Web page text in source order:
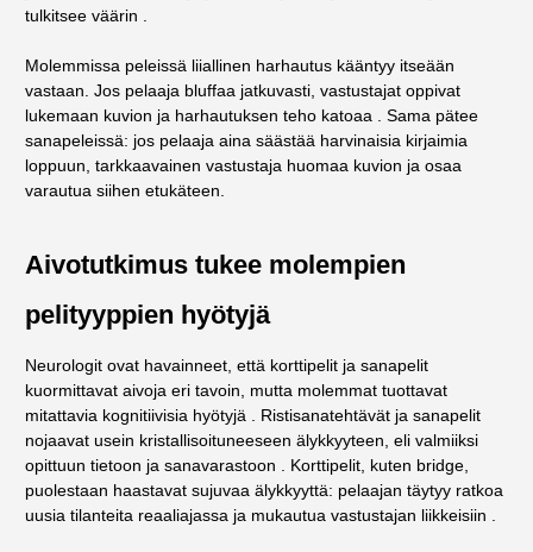
tulkitsee väärin .
Molemmissa peleissä liiallinen harhautus kääntyy itseään
vastaan. Jos pelaaja bluffaa jatkuvasti, vastustajat oppivat
lukemaan kuvion ja harhautuksen teho katoaa . Sama pätee
sanapeleissä: jos pelaaja aina säästää harvinaisia kirjaimia
loppuun, tarkkaavainen vastustaja huomaa kuvion ja osaa
varautua siihen etukäteen.
Aivotutkimus tukee molempien
pelityyppien hyötyjä
Neurologit ovat havainneet, että korttipelit ja sanapelit
kuormittavat aivoja eri tavoin, mutta molemmat tuottavat
mitattavia kognitiivisia hyötyjä . Ristisanatehtävät ja sanapelit
nojaavat usein kristallisoituneeseen älykkyyteen, eli valmiiksi
opittuun tietoon ja sanavarastoon . Korttipelit, kuten bridge,
puolestaan haastavat sujuvaa älykkyyttä: pelaajan täytyy ratkoa
uusia tilanteita reaaliajassa ja mukautua vastustajan liikkeisiin .